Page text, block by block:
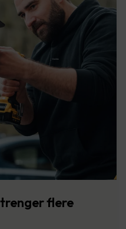
flere